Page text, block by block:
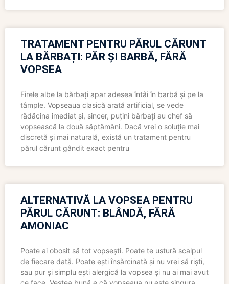
TRATAMENT PENTRU PĂRUL CĂRUNT
LA BĂRBAȚI: PĂR ȘI BARBĂ, FĂRĂ
VOPSEA
Firele albe la bărbați apar adesea întâi în barbă și pe la
tâmple. Vopseaua clasică arată artificial, se vede
rădăcina imediat și, sincer, puțini bărbați au chef să
vopsească la două săptămâni. Dacă vrei o soluție mai
discretă și mai naturală, există un tratament pentru
părul cărunt gândit exact pentru
ALTERNATIVĂ LA VOPSEA PENTRU
PĂRUL CĂRUNT: BLÂNDĂ, FĂRĂ
AMONIAC
Poate ai obosit să tot vopsești. Poate te ustură scalpul
de fiecare dată. Poate ești însărcinată și nu vrei să riști,
sau pur și simplu ești alergică la vopsea și nu ai mai avut